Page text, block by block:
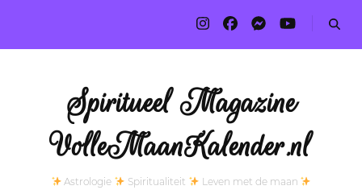
Spiritueel Magazine
VolleMaanKalender.nl
Astrologie Spiritualiteit Leven met de maan